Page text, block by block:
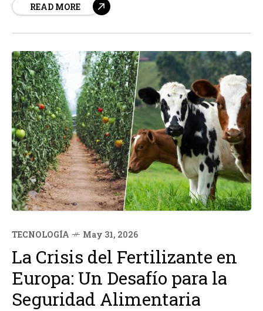
debido a un dispositivo Bluetooth llamado "BOMBA".
READ MORE
TECNOLOGÍA May 31, 2026
La Crisis del Fertilizante en
Europa: Un Desafío para la
Seguridad Alimentaria